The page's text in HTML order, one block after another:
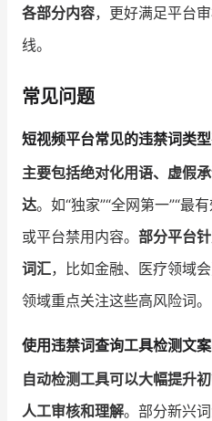
各部分内容，更好满足平台
线。
常见问题
短视频平台常见的违禁词类型
主要包括绝对化用语、虚假
达。如“独家”“全网第一”“最
或平台禁用内容。 部分平台
词汇，比如金融、医疗领域
领域重点关注这些高风险词。
使用违禁词查询工具检测文
自动检测工具可以大幅提升
人工审核和理解。部分新兴